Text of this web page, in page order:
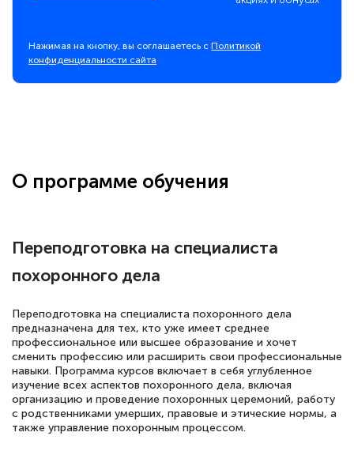
Нажимая на кнопку, вы соглашаетесь сПолитикой
конфиденциальности сайта
О программе обучения
Переподготовка на специалиста
похоронного дела
Переподготовка на специалиста похоронного дела
предназначена для тех, кто уже имеет среднее
профессиональное или высшее образование и хочет
сменить профессию или расширить свои профессиональные
навыки. Программа курсов включает в себя углубленное
изучение всех аспектов похоронного дела, включая
организацию и проведение похоронных церемоний, работу
с родственниками умерших, правовые и этические нормы, а
также управление похоронным процессом.